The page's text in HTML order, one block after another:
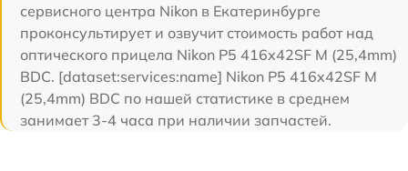
сервисного центра Nikon в Екатеринбурге
проконсультирует и озвучит стоимость работ над
оптического прицела Nikon P5 416x42SF M (25,4mm)
BDC. [dataset:services:name] Nikon P5 416x42SF M
(25,4mm) BDC по нашей статистике в среднем
занимает 3-4 часа при наличии запчастей.